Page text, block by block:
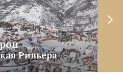
Ривьера